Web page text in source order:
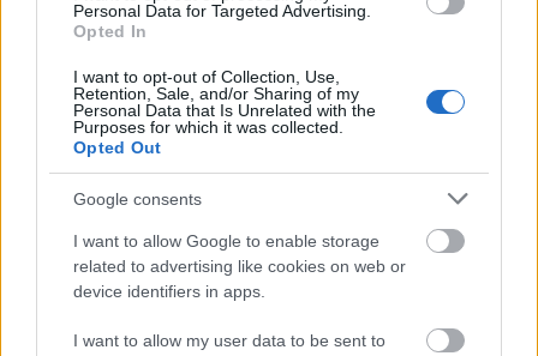
Personal Data for Targeted Advertising.
Opted In
I want to opt-out of Collection, Use,
Retention, Sale, and/or Sharing of my
Personal Data that Is Unrelated with the
Purposes for which it was collected.
Opted Out
Google consents
I want to allow Google to enable storage
related to advertising like cookies on web or
device identifiers in apps.
I want to allow my user data to be sent to
tengeti a napjait (nem véletlen, hogy
a
Cseresznyéskert mellett a Lear királyt is beépíti a
Helena KrajčiováésLucia Molnárová
), barátnője
Zuzana Kocúriková) és az egykori alkalmazottjai
hogyan forgatják ki mindenéből. Ráadásul még a
villa is veszélyben van, amelyre már szemet vetett
egykori adáz vetélytársa, a ma már miniszterelök-
helyettesként regnáló Vlastík Klein (
Labuda kancellárja nem könnyen tudja elviselni,
hogy az egykori kényúr, aki az őt kérdező
újságíróknak szinte csak szlogenekben válaszol,
kiszolgáltatottja lett azoknak, akik egykor a talpát
nyalták, s a parancsait lesték. Mikor kiderül, hogy